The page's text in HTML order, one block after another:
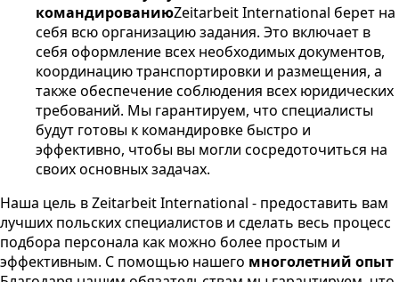
командированиюZeitarbeit International берет на
себя всю организацию задания. Это включает в
себя оформление всех необходимых документов,
координацию транспортировки и размещения, а
также обеспечение соблюдения всех юридических
требований. Мы гарантируем, что специалисты
будут готовы к командировке быстро и
эффективно, чтобы вы могли сосредоточиться на
своих основных задачах.
Наша цель в Zeitarbeit International - предоставить вам
лучших польских специалистов и сделать весь процесс
подбора персонала как можно более простым и
эффективным. С помощью нашего многолетний опыт